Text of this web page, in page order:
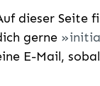
dieser Seite
gerne
E-Mail,